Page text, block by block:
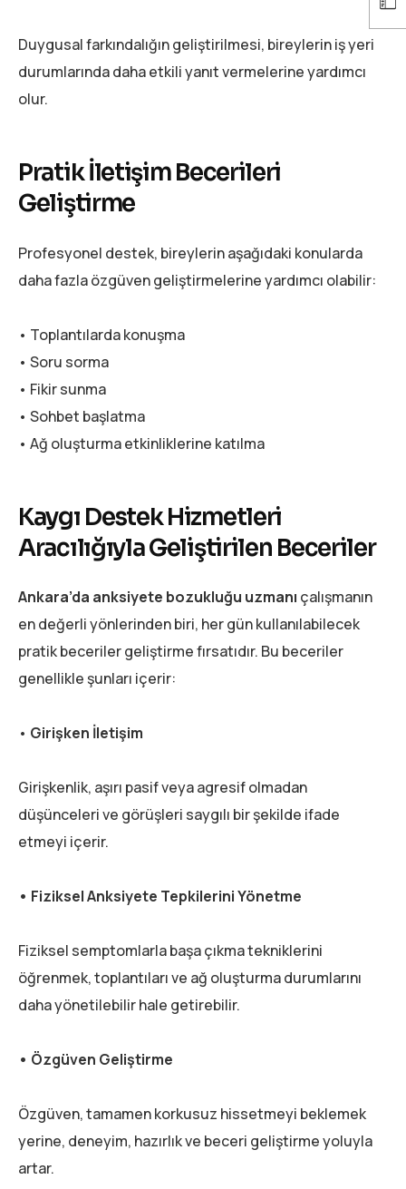
Duygusal farkındalığın geliştirilmesi, bireylerin iş yeri
durumlarında daha etkili yanıt vermelerine yardımcı
olur.
Pratik İletişim Becerileri
Geliştirme
Profesyonel destek, bireylerin aşağıdaki konularda
daha fazla özgüven geliştirmelerine yardımcı olabilir:
• Toplantılarda konuşma
• Soru sorma
• Fikir sunma
• Sohbet başlatma
• Ağ oluşturma etkinliklerine katılma
Kaygı Destek Hizmetleri
Aracılığıyla Geliştirilen Beceriler
Ankara’da anksiyete bozukluğu uzmanı çalışmanın
en değerli yönlerinden biri, her gün kullanılabilecek
pratik beceriler geliştirme fırsatıdır. Bu beceriler
genellikle şunları içerir:
• Girişken İletişim
Girişkenlik, aşırı pasif veya agresif olmadan
düşünceleri ve görüşleri saygılı bir şekilde ifade
etmeyi içerir.
• Fiziksel Anksiyete Tepkilerini Yönetme
Fiziksel semptomlarla başa çıkma tekniklerini
öğrenmek, toplantıları ve ağ oluşturma durumlarını
daha yönetilebilir hale getirebilir.
• Özgüven Geliştirme
Özgüven, tamamen korkusuz hissetmeyi beklemek
yerine, deneyim, hazırlık ve beceri geliştirme yoluyla
artar.